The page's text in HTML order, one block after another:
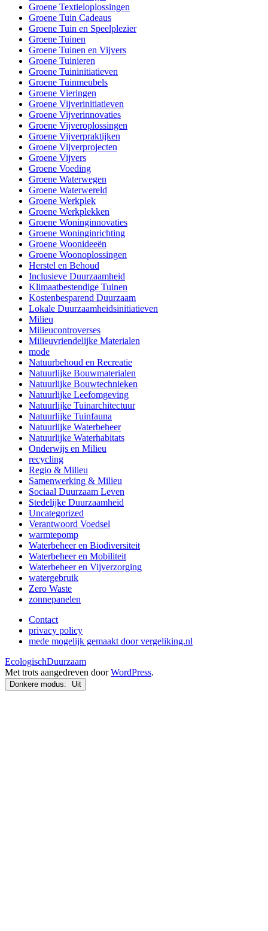
Groene Textieloplossingen
Groene Tuin Cadeaus
Groene Tuin en Speelplezier
Groene Tuinen
Groene Tuinen en Vijvers
Groene Tuinieren
Groene Tuininitiatieven
Groene Tuinmeubels
Groene Vieringen
Groene Vijverinitiatieven
Groene Vijverinnovaties
Groene Vijveroplossingen
Groene Vijverpraktijken
Groene Vijverprojecten
Groene Vijvers
Groene Voeding
Groene Waterwegen
Groene Waterwereld
Groene Werkplek
Groene Werkplekken
Groene Woninginnovaties
Groene Woninginrichting
Groene Woonideeën
Groene Woonoplossingen
Herstel en Behoud
Inclusieve Duurzaamheid
Klimaatbestendige Tuinen
Kostenbesparend Duurzaam
Lokale Duurzaamheidsinitiatieven
Milieu
Milieucontroverses
Milieuvriendelijke Materialen
mode
Natuurbehoud en Recreatie
Natuurlijke Bouwmaterialen
Natuurlijke Bouwtechnieken
Natuurlijke Leefomgeving
Natuurlijke Tuinarchitectuur
Natuurlijke Tuinfauna
Natuurlijke Waterbeheer
Natuurlijke Waterhabitats
Onderwijs en Milieu
recycling
Regio & Milieu
Samenwerking & Milieu
Sociaal Duurzaam Leven
Stedelijke Duurzaamheid
Uncategorized
Verantwoord Voedsel
warmtepomp
Waterbeheer en Biodiversiteit
Waterbeheer en Mobiliteit
Waterbeheer en Vijverzorging
watergebruik
Zero Waste
zonnepanelen
Contact
privacy policy
mede mogelijk gemaakt door vergeliking.nl
EcologischDuurzaam
Met trots aangedreven doorWordPress.
Donkere modus: